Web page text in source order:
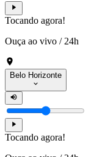
Tocando agora!
Ouça ao vivo / 24h
Belo Horizonte
Tocando agora!